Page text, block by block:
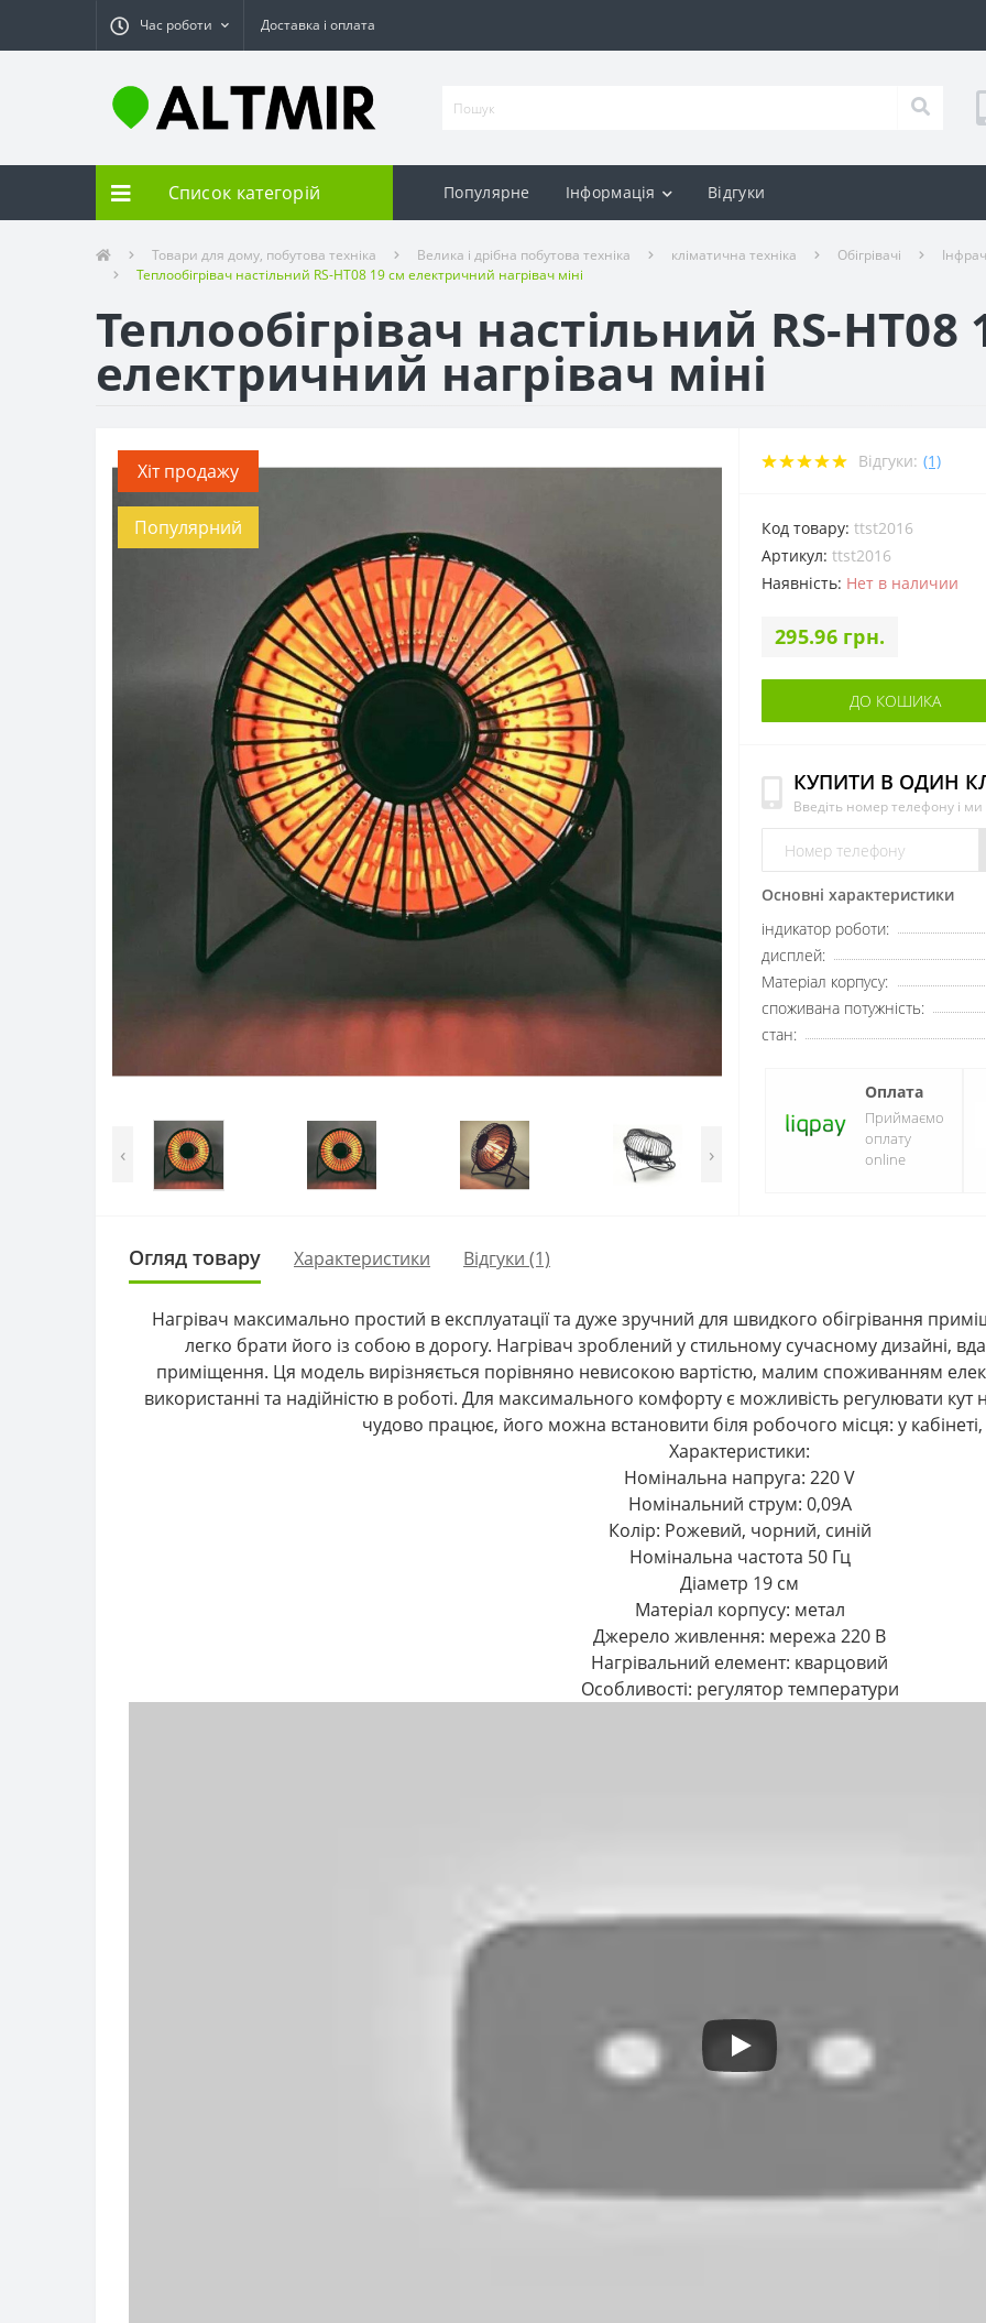
Час роботи Доставка і оплата
Список категорій Популярне Інформація Відгуки
Товари для дому, побутова техніка Велика і дрібна побутова техніка кліматична техніка Обігрівачі
Теплообігрівач настільний RS-HT08 19 см електричний нагрівач міні
Теплообігрівач настільний RS-HT08
електричний нагрівач міні
Хіт продажу
Популярний
‹ ›
Відгуки: (1)
Код товару: ttst2016
Артикул: ttst2016
Наявність: Нет в наличии
295.96 грн.
ДО КОШИКА
КУПИТИ В ОДИН
Введіть номер телефону і
Основні характеристики
індикатор роботи:
дисплей:
Матеріал корпусу:
споживана потужність:
стан:
Оплата
Приймаємо
оплату
online
Огляд товару Характеристики Відгуки (1)
Нагрівач максимально простий в експлуатації та дуже зручний для швидкого обігрівання
легко брати його із собою в дорогу. Нагрівач зроблений у стильному сучасному дизайні,
приміщення. Ця модель вирізняється порівняно невисокою вартістю, малим споживанням
використанні та надійністю в роботі. Для максимального комфорту є можливість регулювати кут
чудово працює, його можна встановити біля робочого місця: у
Характеристики:
Номінальна напруга: 220 V
Номінальний струм: 0,09А
Колір: Рожевий, чорний, синій
Номінальна частота 50 Гц
Діаметр 19 см
Матеріал корпусу: метал
Джерело живлення: мережа 220 В
Нагрівальний елемент: кварцовий
Особливості: регулятор температури